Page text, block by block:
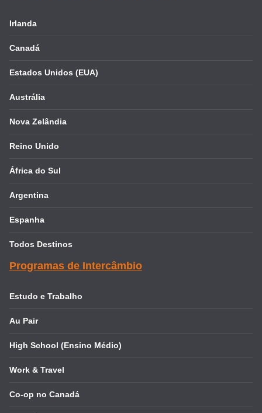
Irlanda
Canadá
Estados Unidos (EUA)
Austrália
Nova Zelândia
Reino Unido
África do Sul
Argentina
Espanha
Todos Destinos
Programas de Intercâmbio
Estudo e Trabalho
Au Pair
High School (Ensino Médio)
Work & Travel
Co-op no Canadá